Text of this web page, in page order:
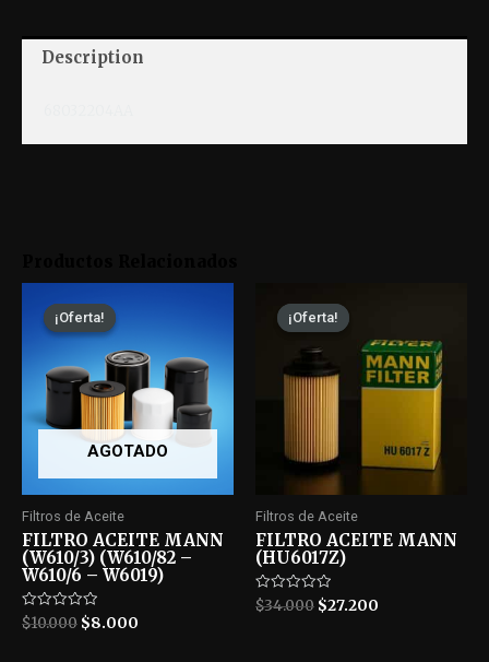
¡Oferta!
AGOTADO
¡Oferta!
Filtros de Aceite
FILTRO ACEITE MANN
(W610/3) (W610/82 –
W610/6 – W6019)
Rated
0
$10.000 $8.000
¡Oferta!
¡Oferta!
Filtros de Aceite
FILTRO ACEITE MANN
(HU6017Z)
Rated
0
$34.000 $27.200
Description